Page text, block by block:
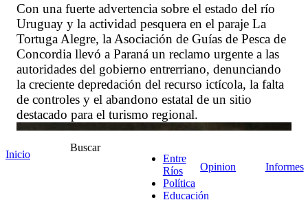
Con una fuerte advertencia sobre el estado del río
Uruguay y la actividad pesquera en el paraje La
Tortuga Alegre, la Asociación de Guías de Pesca de
Concordia llevó a Paraná un reclamo urgente a las
autoridades del gobierno entrerriano, denunciando
la creciente depredación del recurso ictícola, la falta
de controles y el abandono estatal de un sitio
destacado para el turismo regional.
Inicio
Buscar
Entre
Ríos
Política
Educación
Opinion Informes